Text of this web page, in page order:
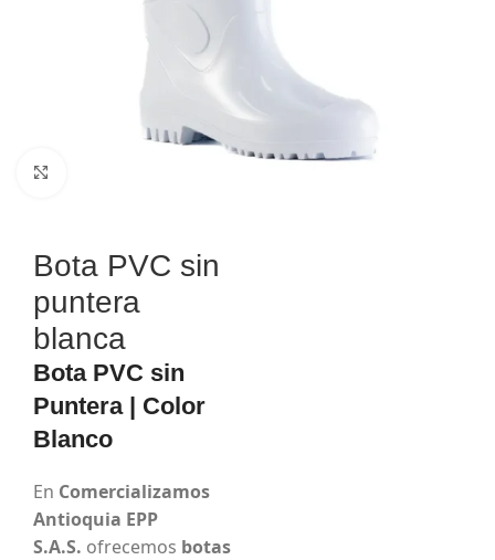
Bota PVC sin
puntera
blanca
Bota PVC sin
Puntera | Color
Blanco
En Comercializamos
Antioquia EPP
S.A.S. ofrecemos botas